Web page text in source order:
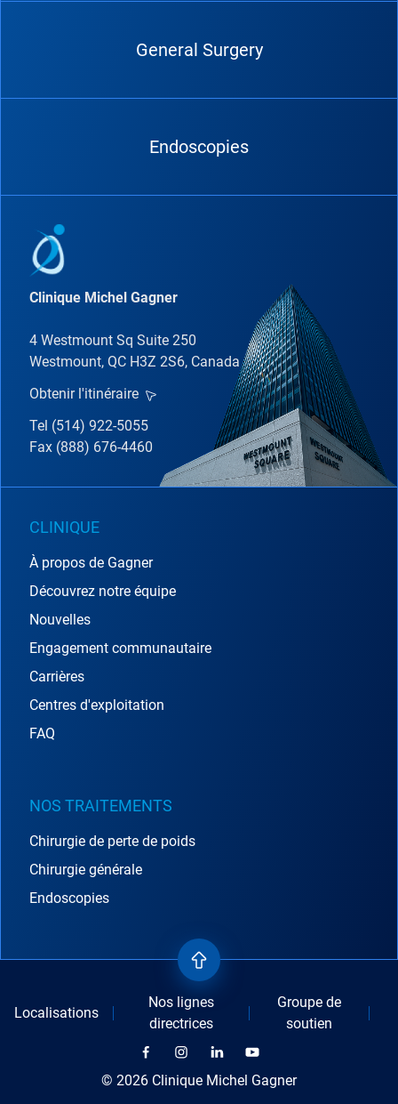
General Surgery
Endoscopies
Clinique Michel Gagner
4 Westmount Sq Suite 250
Westmount, QC H3Z 2S6, Canada
Obtenir l'itinéraire
Tel (514) 922-5055
Fax (888) 676-4460
CLINIQUE
À propos de Gagner
Découvrez notre équipe
Nouvelles
Engagement communautaire
Carrières
Centres d'exploitation
FAQ
NOS TRAITEMENTS
Chirurgie de perte de poids
Chirurgie générale
Endoscopies
© 2026 Clinique Michel Gagner
Localisations
Nos lignes
directrices
Groupe de
soutien